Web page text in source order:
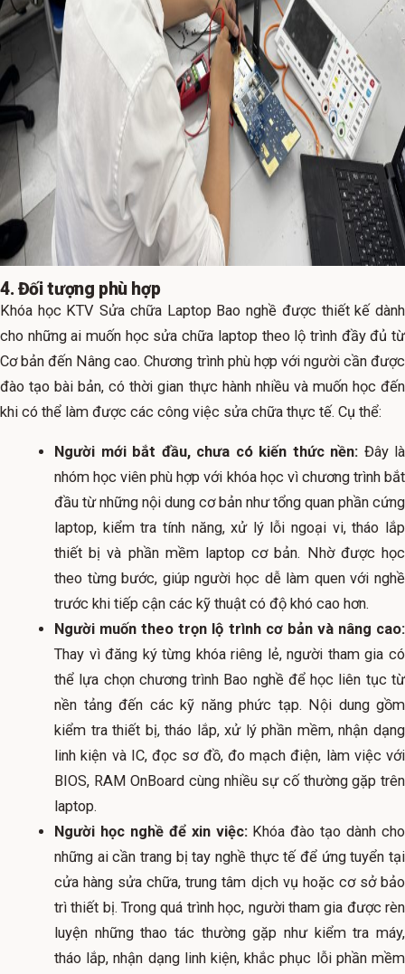
4. Đối tượng phù hợp
Khóa học KTV Sửa chữa Laptop Bao nghề được thiết kế dành
cho những ai muốn học sửa chữa laptop theo lộ trình đầy đủ từ
Cơ bản đến Nâng cao. Chương trình phù hợp với người cần được
đào tạo bài bản, có thời gian thực hành nhiều và muốn học đến
khi có thể làm được các công việc sửa chữa thực tế. Cụ thể:
Người mới bắt đầu, chưa có kiến thức nền: Đây là
nhóm học viên phù hợp với khóa học vì chương trình bắt
đầu từ những nội dung cơ bản như tổng quan phần cứng
laptop, kiểm tra tính năng, xử lý lỗi ngoại vi, tháo lắp
thiết bị và phần mềm laptop cơ bản. Nhờ được học
theo từng bước, giúp người học dễ làm quen với nghề
trước khi tiếp cận các kỹ thuật có độ khó cao hơn.
Người muốn theo trọn lộ trình cơ bản và nâng cao:
Thay vì đăng ký từng khóa riêng lẻ, người tham gia có
thể lựa chọn chương trình Bao nghề để học liên tục từ
nền tảng đến các kỹ năng phức tạp. Nội dung gồm
kiểm tra thiết bị, tháo lắp, xử lý phần mềm, nhận dạng
linh kiện và IC, đọc sơ đồ, đo mạch điện, làm việc với
BIOS, RAM OnBoard cùng nhiều sự cố thường gặp trên
laptop.
Người học nghề để xin việc:Khóa đào tạo dành cho
những ai cần trang bị tay nghề thực tế để ứng tuyển tại
cửa hàng sửa chữa, trung tâm dịch vụ hoặc cơ sở bảo
trì thiết bị. Trong quá trình học, người tham gia được rèn
luyện những thao tác thường gặp như kiểm tra máy,
tháo lắp, nhận dạng linh kiện, khắc phục lỗi phần mềm